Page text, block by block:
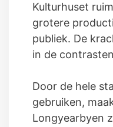
Kulturhuset
grotere
publiek. De
in de
Door de hele
gebruiken,
Longyearbyen